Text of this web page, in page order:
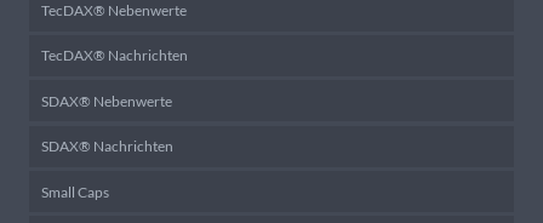
TecDAX® Nebenwerte
TecDAX® Nachrichten
SDAX® Nebenwerte
SDAX® Nachrichten
Small Caps